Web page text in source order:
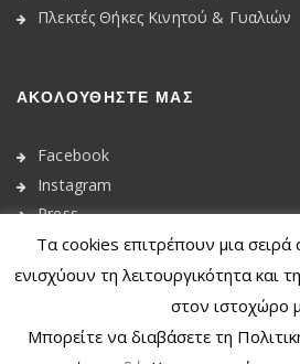
Πλεκτές Θήκες Κινητού & Γυαλιών
ΑΚΟΛΟΥΘΉΣΤΕ ΜΑΣ
Facebook
Instagram
Press
© 2020
Τα cookies επιτρέπουν μια σειρά
ενισχύουν τη λειτουργικότητα και
στον ιστοχώρο
Μπορείτε να διαβάσετε τη